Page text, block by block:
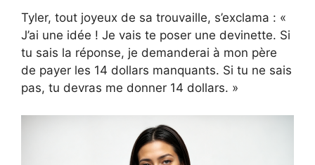
Tyler, tout joyeux de sa trouvaille, s’exclama : «
J’ai une idée ! Je vais te poser une devinette. Si
tu sais la réponse, je demanderai à mon père
de payer les 14 dollars manquants. Si tu ne sais
pas, tu devras me donner 14 dollars. »